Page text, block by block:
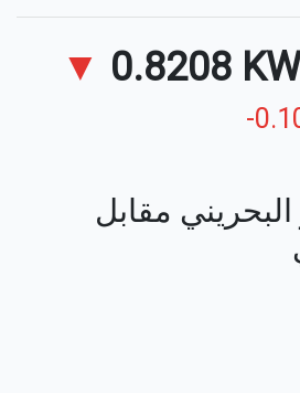
0.8208
▼
-
البحريني مقابل